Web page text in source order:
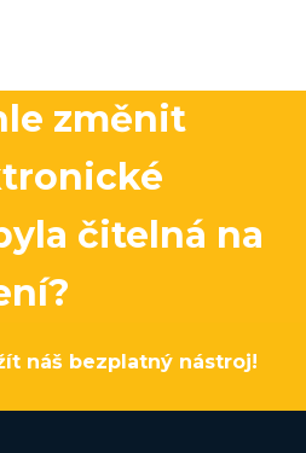
změnit
čitelná na
náš bezplatný nástroj!